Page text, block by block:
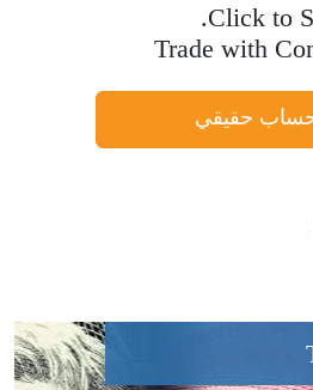
Click to
Trade with
حقيقي